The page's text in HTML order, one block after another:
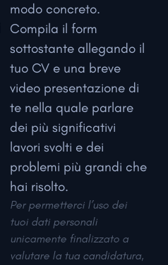
modo concreto.
Compila il form
sottostante allegando il
tuo CV e una breve
video presentazione di
te nella quale parlare
dei più significativi
lavori svolti e dei
problemi più grandi che
hai risolto.
Per permetterci l’uso dei
tuoi dati personali
unicamente finalizzato a
valutare la tua candidatura,